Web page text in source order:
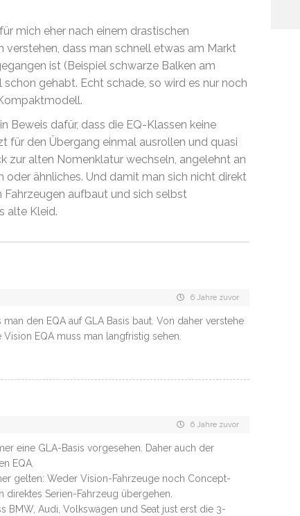
mich eher nach einem drastischen
verstehen, dass man schnell etwas am Markt
ist (Beispiel schwarze Balken am
gehabt. Echt schade, so wird es nur noch
Beweis dafür, dass die EQ-Klassen keine
für den Übergang einmal ausrollen und quasi
zur alten Nomenklatur wechseln, angelehnt an
ähnliches. Und damit man sich nicht direkt
aufbaut und sich selbst
alte Kleid.
6 Jahre zuvor
den EQA auf GLA Basis baut. Von daher verstehe
EQA muss man langfristig sehen.
6 Jahre zuvor
eine GLA-Basis vorgesehen. Daher auch der
EQA.
gelten: Weder Vision-Fahrzeuge noch Concept-
direktes Serien-Fahrzeug übergehen.
BMW, Audi, Volkswagen und Seat just erst die 3-